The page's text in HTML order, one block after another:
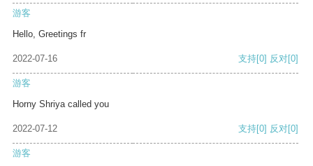
游客
Hello, Greetings fr
2022-07-16 支持[0] 反对[0]
游客
Horny Shriya called you
2022-07-12 支持[0] 反对[0]
游客